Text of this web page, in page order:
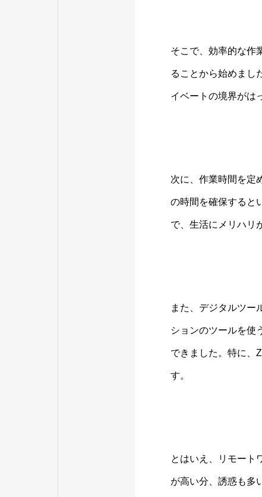
そこで、効率的な作
ることから始めまし
イベートの境界がは
次に、作業時間を定
の時間を確保すると
で、生活にメリハリ
また、デジタルツー
ションのツールを使
できました。特に、
す。
とはいえ、リモート
が高い分、誘惑も多